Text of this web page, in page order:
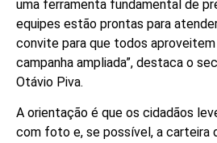
uma ferramenta fundamental de
equipes estão prontas para
convite para que todos
campanha ampliada”, destaca o
Otávio Piva.
A orientação é que os cidadãos
com foto e, se possível, a carteira